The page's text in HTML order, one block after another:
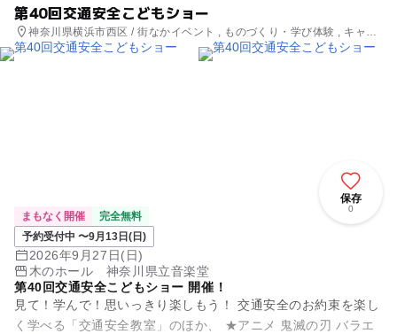
第40回交通安全こどもショー
神奈川県横浜市西区 / 街なかイベント , ものづくり・学び体験 , キャラ
クターイベント , 芸術鑑賞・自然観賞
保存
0
まもなく開催
完全無料
予約受付中 〜9月13日(日)
2026年9月27日(日)
木のホール 神奈川県立音楽堂
第40回交通安全こどもショー 開催！
見て！学んで！思いっきり楽しもう！ 交通安全のお約束を楽し
く学べる「交通安全教室」のほか、 ★アニメ 鬼滅の刃 バラエ